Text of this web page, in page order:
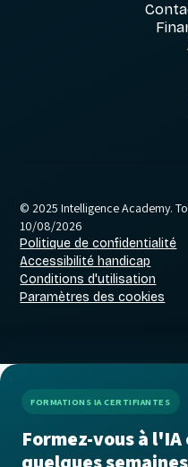
© 2025 Intelligence Academy.
10/08/2026
Politique de confidentialité
Accessibilité handicap
Conditions d'utilisation
Paramètres des cookies
FORMATIONS IA CERTIFIANTES
Formez-vous à l'IA
quelques semaines